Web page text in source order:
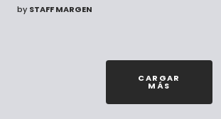
by STAFF MARGEN
CARGAR
MÁS